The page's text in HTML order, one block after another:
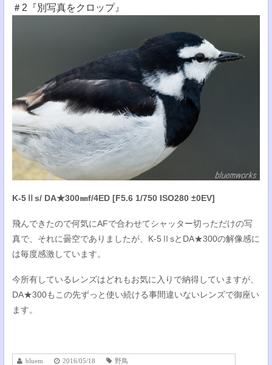
＃2『別写真をクロップ』
K-5Ⅱs/ DA★300㎜f/4ED [F5.6 1/750 ISO280 ±0EV]
飛んできたので何気にAFで合わせてシャッター切っただけの写
真で、それに曇空でありましたが、K-5ⅡsとDA★300の解像感に
は毎度感激しています。
今所有しているレンズはどれもお気に入りで納得していますが、
DA★300もこの先ずっと使い続ける事間違いないレンズで御座い
ます。
bluem 2016/05/18 野鳥